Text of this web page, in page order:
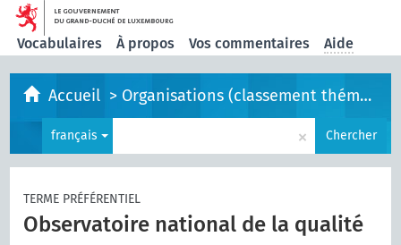
Vocabulaires À propos Vos commentaires Aide
Accueil > Organisations (classement thématique)
français × Chercher
TERME PRÉFÉRENTIEL
Observatoire national de la qualité